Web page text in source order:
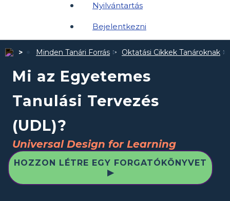
Nyilvántartás
Bejelentkezni
Minden Tanári Forrás Oktatási Cikkek Tanároknak
Mi az Egyetemes
Tanulási Tervezés
(UDL)?
Universal Design for Learning
HOZZON LÉTRE EGY FORGATÓKÖNYVET
▶